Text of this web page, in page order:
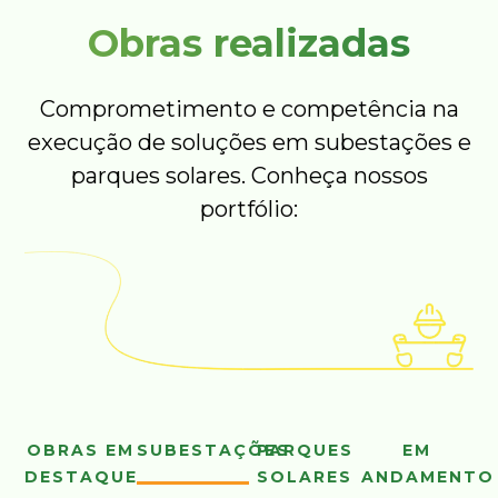
Obras realizadas
Comprometimento e competência na
execução de soluções em subestações e
parques solares. Conheça nossos
portfólio:
OBRAS EM
DESTAQUE
SUBESTAÇÕESPARQUES
SOLARES
EM
ANDAMENTO